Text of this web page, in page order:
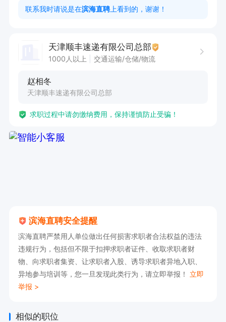
联系我时请说是在滨海直聘 上看到的，谢谢！
天津顺丰速递有限公司总部
1000人以上 交通运输/仓储/物流
赵相冬
天津顺丰速递有限公司总部
求职过程中请勿缴纳费用，保持谨慎防止受骗！
滨海直聘安全提醒
滨海直聘严禁用人单位做出任何损害求职者合法权益的违法
违规行为，包括但不限于扣押求职者证件、收取求职者财
物、向求职者集资、让求职者入股、诱导求职者异地入职、
异地参与培训等，您一旦发现此类行为，请立即举报！ 立即
举报 >
相似的职位